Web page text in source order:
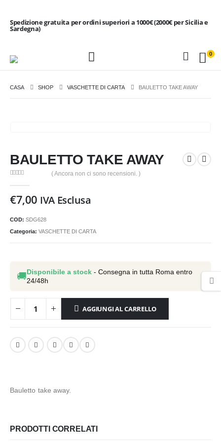
Spedizione gratuita per ordini superiori a 1000€ (2000€ per Sicilia e
Sardegna)
0
CASA SHOP VASCHETTE DI CARTA BAULETTO TAKE AWAY
BAULETTO TAKE AWAY
( Ancora non ci sono recensioni. )
€7,00 IVA Esclusa
COD: SDG628
Categoria: VASCHETTE DI CARTA
🚚Disponibile a stock - Consegna in tutta Roma entro
24/48h
AGGIUNGI AL CARRELLO
Bauletto take away.
PRODOTTI CORRELATI